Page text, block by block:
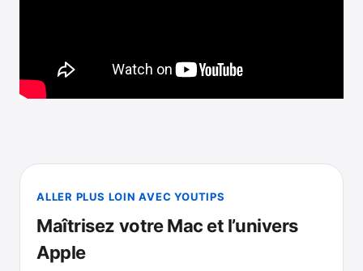
ALLER PLUS LOIN AVEC YOUTIPS
Maîtrisez votre Mac et l’univers
Apple